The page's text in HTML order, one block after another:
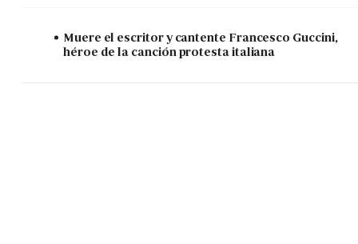
Muere el escritor y cantente Francesco Guccini,
héroe de la canción protesta italiana